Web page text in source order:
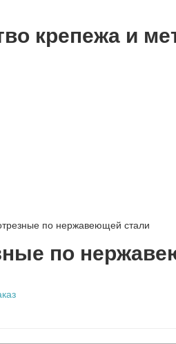
крепежа и
по нержавеющей стали
по